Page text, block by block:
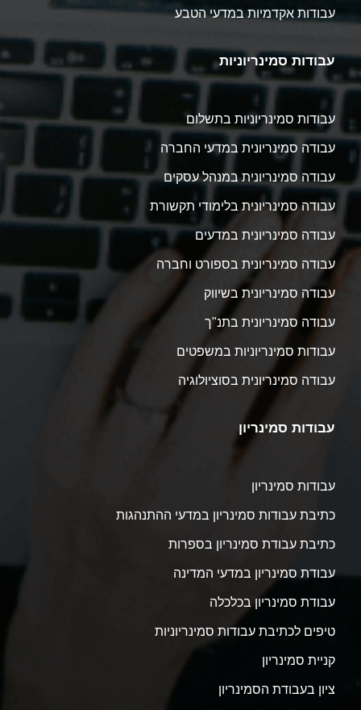
עבודות אקדמיות במדעי הטבע
עבודות סמינריוניות
עבודות סמינריוניות בתשלום
עבודה סמינריונית במדעי החברה
עבודה סמינריונית במנהל עסקים
עבודה סמינריונית בלימודי תקשורת
עבודה סמינריונית במדעים
עבודה סמינריונית בספורט וחברה
עבודה סמינריונית בשיווק
עבודה סמינריונית בתנ"ך
עבודות סמינריוניות במשפטים
עבודה סמינריונית בסוציולוגיה
עבודות סמינריון
עבודות סמינריון
כתיבת עבודות סמינריון במדעי ההתנהגות
כתיבת עבודת סמינריון בספרות
עבודת סמינריון במדעי המדינה
עבודת סמינריון בכלכלה
טיפים לכתיבת עבודות סמינריוניות
קניית סמינריון
ציון בעבודת הסמינריון